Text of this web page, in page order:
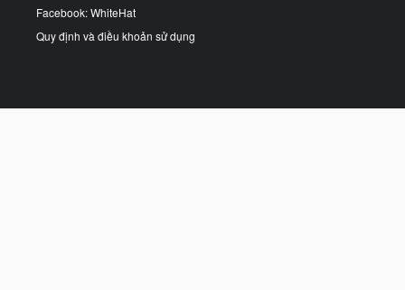
Facebook: WhiteHat
Quy định và điều khoản sử dụng